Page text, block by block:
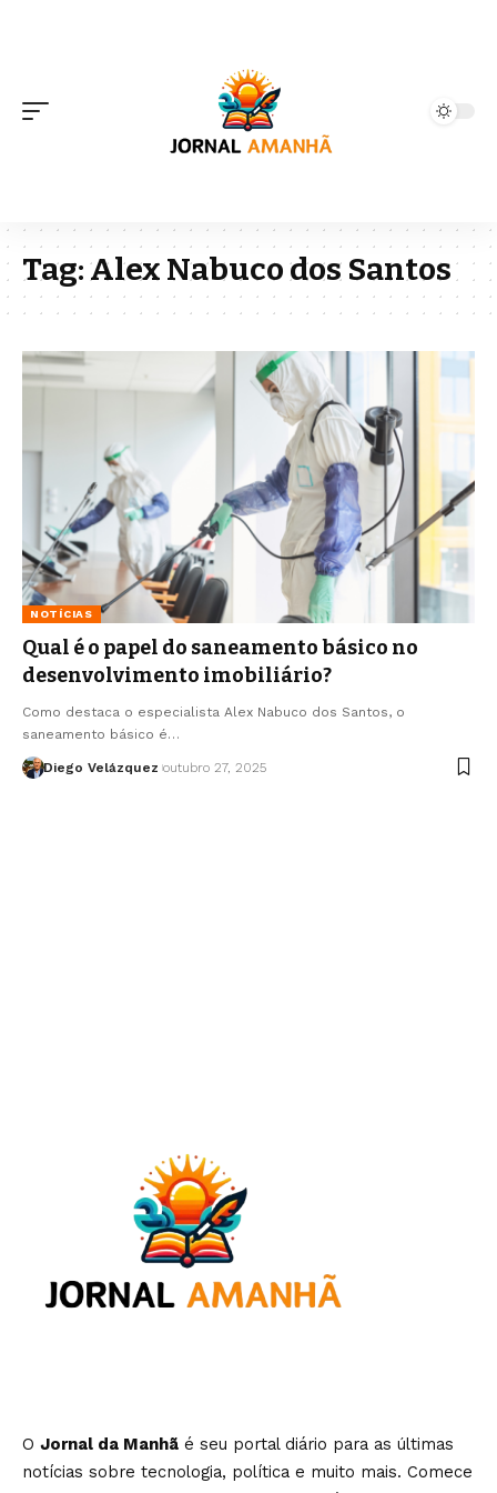
Tag:Alex Nabuco dos Santos
NOTÍCIAS
Qual é o papel do saneamento básico no
desenvolvimento imobiliário?
Como destaca o especialista Alex Nabuco dos Santos, o
saneamento básico é…
Diego Velázquez outubro 27, 2025
O Jornal da Manhã é seu portal diário para as últimas
notícias sobre tecnologia, política e muito mais. Comece